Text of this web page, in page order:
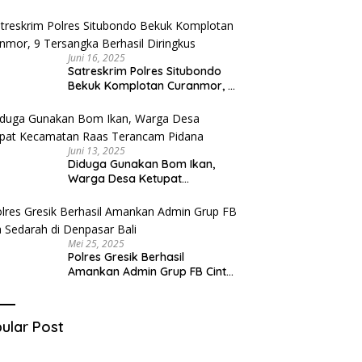
Juni 16, 2025
Satreskrim Polres Situbondo
Bekuk Komplotan Curanmor, 9
Juni 13, 2025
Diduga Gunakan Bom Ikan,
Warga Desa Ketupat
Pidana
Mei 25, 2025
Polres Gresik Berhasil
Amankan Admin Grup FB Cinta
Post